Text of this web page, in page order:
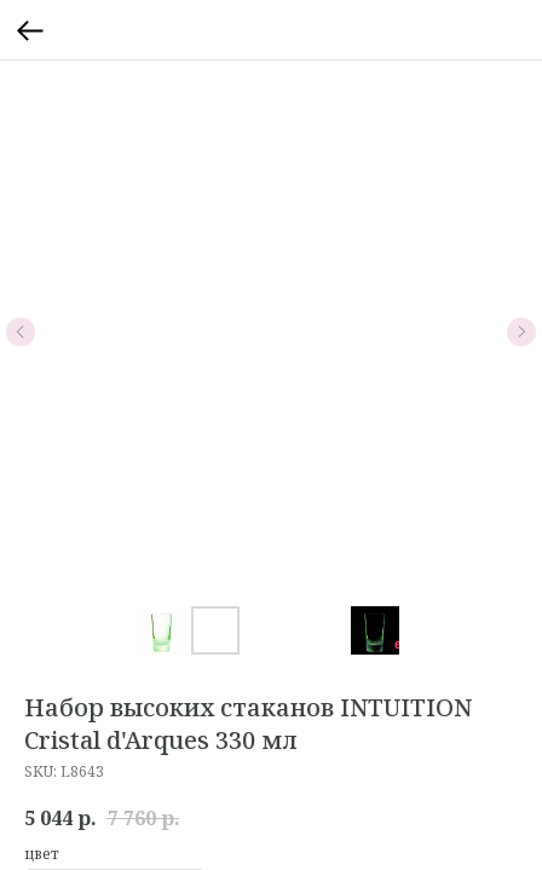
Набор высоких стаканов INTUITION
Cristal d'Arques 330 мл
SKU: L8643
5 044р. 7 760р.
цвет